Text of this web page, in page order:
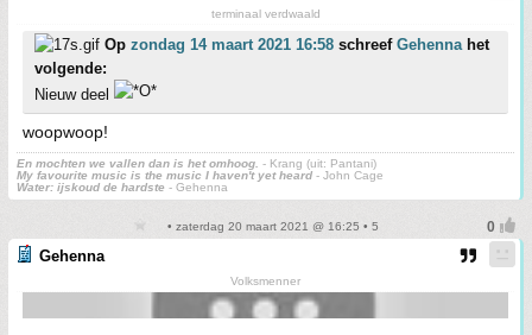
terminaal verdwaald
Op zondag 14 maart 2021 16:58 schreef Gehennahet
volgende:
Nieuw deel
woopwoop!
En mochten we vallen dan is het omhoog. - Krang (uit: Pantani)
My favourite music is the music I haven't yet heard - John Cage
Water: ijskoud de hardste - Gehenna
• zaterdag 20 maart 2021 @ 16:25 • 5
Gehenna
Volksmenner